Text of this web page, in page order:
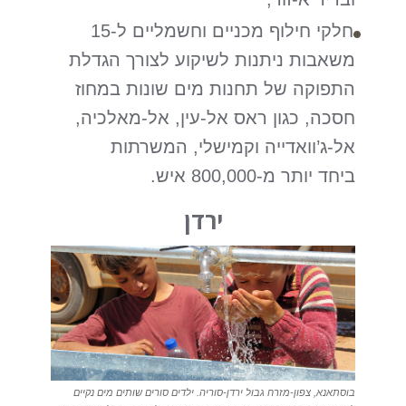
חלקי חילוף מכניים וחשמליים ל-15
משאבות ניתנות לשיקוע לצורך הגדלת
התפוקה של תחנות מים שונות במחוז
חסכה, כגון ראס אל-עין, אל-מאלכיה,
אל-ג’וואדייה וקמישלי, המשרתות
ביחד יותר מ-800,000 איש.
ירדן
בוסתאנא, צפון-מזרח גבול ירדן-סוריה. ילדים סורים שותים מים נקיים